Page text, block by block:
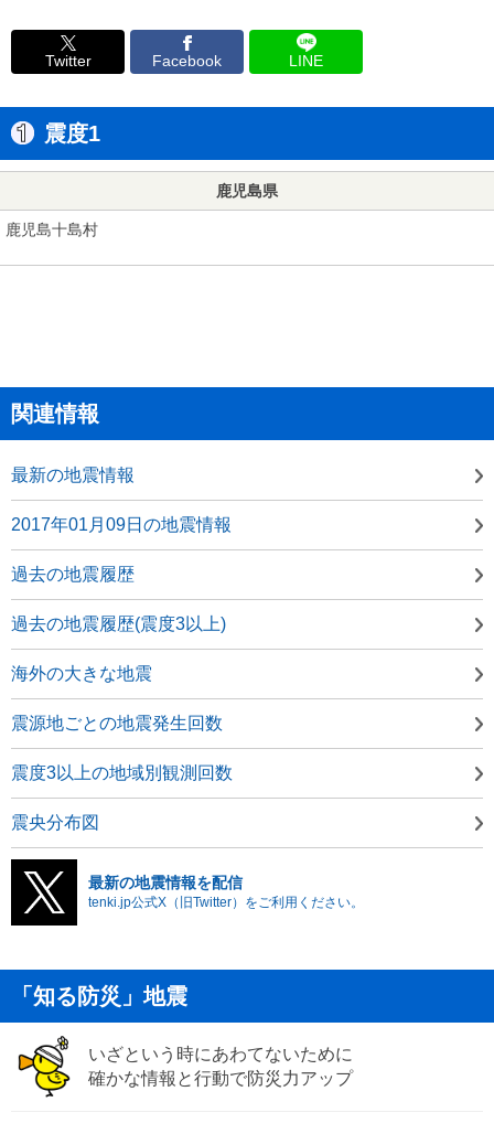
Twitter Facebook LINE
震度1
鹿児島県
鹿児島十島村
関連情報
最新の地震情報
2017年01月09日の地震情報
過去の地震履歴
過去の地震履歴(震度3以上)
海外の大きな地震
震源地ごとの地震発生回数
震度3以上の地域別観測回数
震央分布図
最新の地震情報を配信
tenki.jp公式X（旧Twitter）をご利用ください。
「知る防災」地震
いざという時にあわてないために
確かな情報と行動で防災力アップ